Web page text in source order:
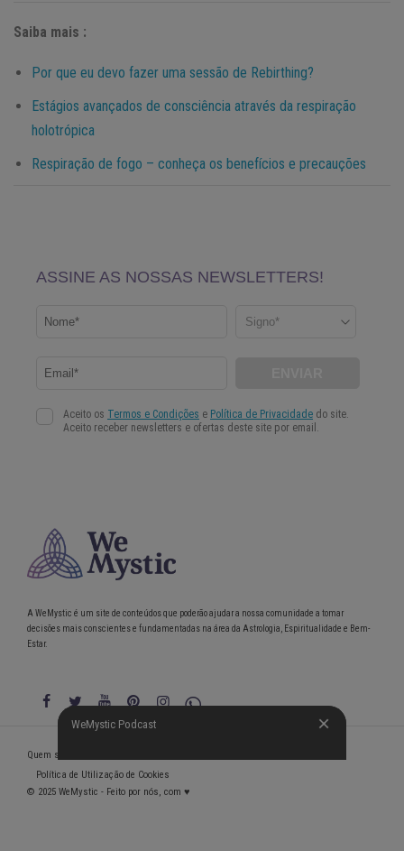
Saiba mais :
Por que eu devo fazer uma sessão de Rebirthing?
Estágios avançados de consciência através da respiração
holotrópica
Respiração de fogo – conheça os benefícios e precauções
WeMystic Podcast
A WeMystic é um site de conteúdos que poderão ajudar a nossa comunidade a tomar
decisões mais conscientes e fundamentadas na área da Astrologia, Espiritualidade e Bem-
Estar.
WeMystic Podcast
Quem somos
Política de Utilização de Cookies
© 2025 WeMystic - Feito por nós, com ♥